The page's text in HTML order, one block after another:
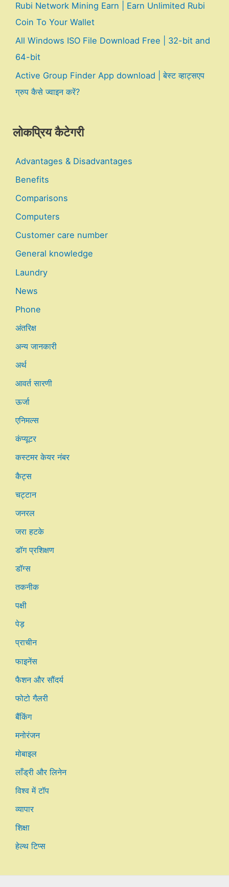
Rubi Network Mining Earn | Earn Unlimited Rubi
Coin To Your Wallet
All Windows ISO File Download Free | 32-bit and
64-bit
Active Group Finder App download | बेस्ट व्हाट्सएप
ग्रुप कैसे ज्वाइन करें?
लोकप्रिय कैटेगरी
Advantages & Disadvantages
Benefits
Comparisons
Computers
Customer care number
General knowledge
Laundry
News
Phone
अंतरिक्ष
अन्य जानकारी
अर्थ
आवर्त सारणी
ऊर्जा
एनिमल्स
कंप्यूटर
कस्टमर केयर नंबर
कैट्स
चट्टान
जनरल
जरा हटके
डॉग प्रशिक्षण
डॉग्स
तकनीक
पक्षी
पेड़
प्राचीन
फाइनेंस
फैशन और सौंदर्य
फोटो गैलरी
बैंकिंग
मनोरंजन
मोबाइल
लाँड्री और लिनेन
विश्व में टॉप
व्यापार
शिक्षा
हेल्थ टिप्स